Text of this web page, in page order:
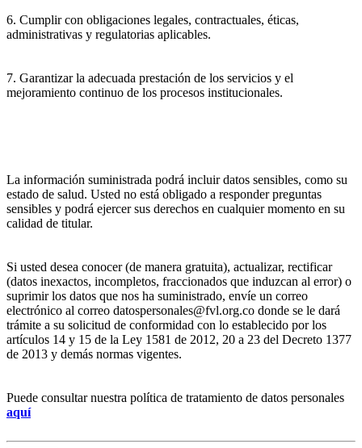
6. Cumplir con obligaciones legales, contractuales, éticas,
administrativas y regulatorias aplicables.
7. Garantizar la adecuada prestación de los servicios y el
mejoramiento continuo de los procesos institucionales.
La información suministrada podrá incluir datos sensibles, como su
estado de salud. Usted no está obligado a responder preguntas
sensibles y podrá ejercer sus derechos en cualquier momento en su
calidad de titular.
Si usted desea conocer (de manera gratuita), actualizar, rectificar
(datos inexactos, incompletos, fraccionados que induzcan al error) o
suprimir los datos que nos ha suministrado, envíe un correo
electrónico al correo datospersonales@fvl.org.co donde se le dará
trámite a su solicitud de conformidad con lo establecido por los
artículos 14 y 15 de la Ley 1581 de 2012, 20 a 23 del Decreto 1377
de 2013 y demás normas vigentes.
Puede consultar nuestra política de tratamiento de datos personales
aquí